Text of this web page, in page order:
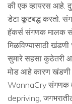
की एक व्हायरस आहे.
डेटा कूटबद्ध करतो.
हॅकर्स संगणक मालक
मिळविण्यासाठी खंडणी
सुमारे सहसा कुठेतरी
मोड आहे कारण खंडणी
WannaCry संगणक
depriving,